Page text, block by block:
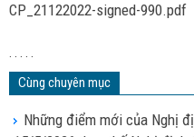
CP_21122022-signed-990.pdf
. . . . .
Cùng chuyên mục
Những điểm mới của Nghị